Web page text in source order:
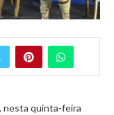
nesta quinta-feira